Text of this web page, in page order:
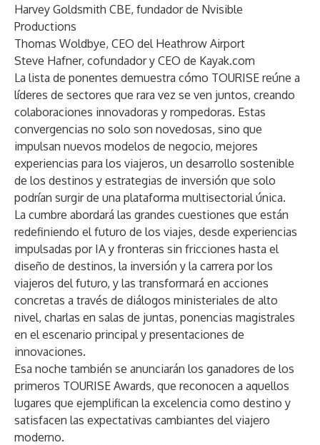
Harvey Goldsmith CBE, fundador de Nvisible
Productions
Thomas Woldbye, CEO del Heathrow Airport
Steve Hafner, cofundador y CEO de Kayak.com
La lista de ponentes demuestra cómo TOURISE reúne a
líderes de sectores que rara vez se ven juntos, creando
colaboraciones innovadoras y rompedoras. Estas
convergencias no solo son novedosas, sino que
impulsan nuevos modelos de negocio, mejores
experiencias para los viajeros, un desarrollo sostenible
de los destinos y estrategias de inversión que solo
podrían surgir de una plataforma multisectorial única.
La cumbre abordará las grandes cuestiones que están
redefiniendo el futuro de los viajes, desde experiencias
impulsadas por IA y fronteras sin fricciones hasta el
diseño de destinos, la inversión y la carrera por los
viajeros del futuro, y las transformará en acciones
concretas a través de diálogos ministeriales de alto
nivel, charlas en salas de juntas, ponencias magistrales
en el escenario principal y presentaciones de
innovaciones.
Esa noche también se anunciarán los ganadores de los
primeros TOURISE Awards, que reconocen a aquellos
lugares que ejemplifican la excelencia como destino y
satisfacen las expectativas cambiantes del viajero
moderno.